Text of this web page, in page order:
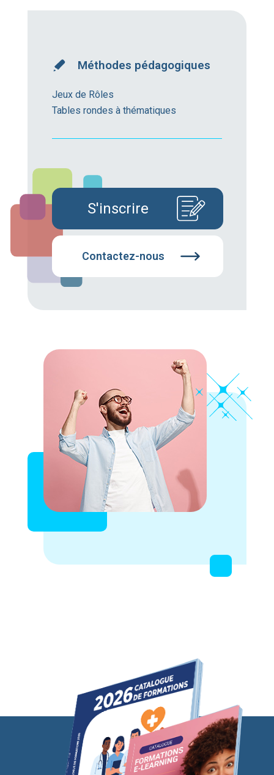
Méthodes pédagogiques
Jeux de Rôles
Tables rondes à thématiques
S'inscrire
Contactez-nous